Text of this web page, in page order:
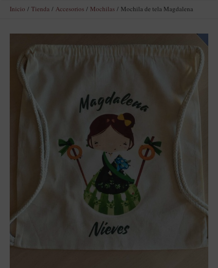
Inicio / Tienda / Accesorios / Mochilas / Mochila de tela Magdalena